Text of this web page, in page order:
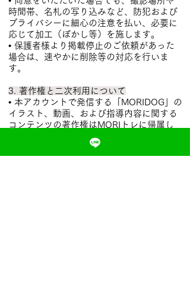
時間帯、名札の写り込みなど、防犯および
プライバシーに細心の注意を払い、必要に
応じて加工（ぼかし等）を施します。
• 保護者様より掲載停止のご依頼があった
場合は、速やかに削除等の対応を行いま
す。
3. 著作権と二次利用について
• 本アカウントで発信する「MORIDOG」の
イラスト、動画、および指導内容に関する
コンテンツの著作権はMORIトレに帰属し
• 無断転載や商用利用はご遠慮ください。
ただし、公式アカウントの投稿を「シェ